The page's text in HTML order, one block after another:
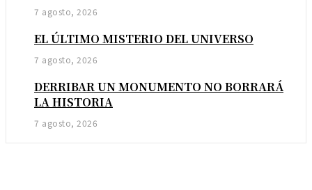
7 agosto, 2026
EL ÚLTIMO MISTERIO DEL UNIVERSO
7 agosto, 2026
DERRIBAR UN MONUMENTO NO BORRARÁ
LA HISTORIA
7 agosto, 2026